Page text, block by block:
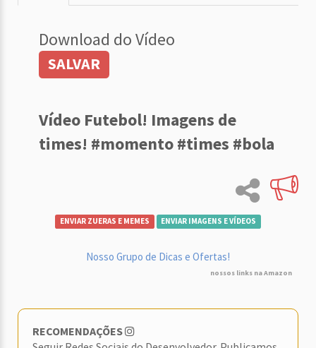
Download do Vídeo
SALVAR
Vídeo Futebol! Imagens de
times! #momento #times #bola
ENVIAR ZUERAS E MEMES ENVIAR IMAGENS E VÍDEOS
Nosso Grupo de Dicas e Ofertas!
nossos links na Amazon
RECOMENDAÇÕES